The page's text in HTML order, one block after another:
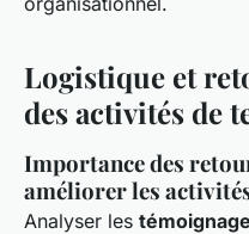
Logistique et
des activités de
Importance des
améliorer les
Analyser les